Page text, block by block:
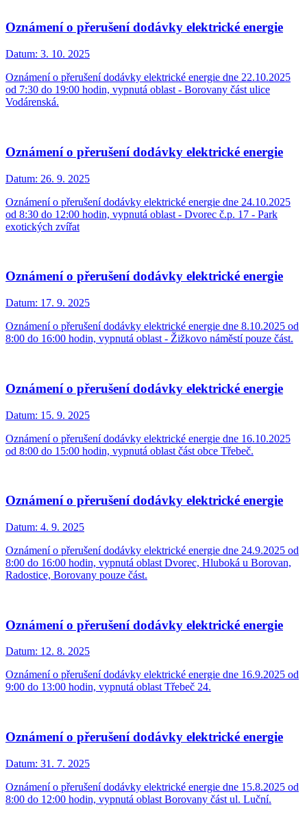
Oznámení o přerušení dodávky elektrické energie
Datum: 3. 10. 2025
Oznámení o přerušení dodávky elektrické energie dne 22.10.2025
od 7:30 do 19:00 hodin, vypnutá oblast - Borovany část ulice
Vodárenská.
Oznámení o přerušení dodávky elektrické energie
Datum: 26. 9. 2025
Oznámení o přerušení dodávky elektrické energie dne 24.10.2025
od 8:30 do 12:00 hodin, vypnutá oblast - Dvorec č.p. 17 - Park
exotických zvířat
Oznámení o přerušení dodávky elektrické energie
Datum: 17. 9. 2025
Oznámení o přerušení dodávky elektrické energie dne 8.10.2025 od
8:00 do 16:00 hodin, vypnutá oblast - Žižkovo náměstí pouze část.
Oznámení o přerušení dodávky elektrické energie
Datum: 15. 9. 2025
Oznámení o přerušení dodávky elektrické energie dne 16.10.2025
od 8:00 do 15:00 hodin, vypnutá oblast část obce Třebeč.
Oznámení o přerušení dodávky elektrické energie
Datum: 4. 9. 2025
Oznámení o přerušení dodávky elektrické energie dne 24.9.2025 od
8:00 do 16:00 hodin, vypnutá oblast Dvorec, Hluboká u Borovan,
Radostice, Borovany pouze část.
Oznámení o přerušení dodávky elektrické energie
Datum: 12. 8. 2025
Oznámení o přerušení dodávky elektrické energie dne 16.9.2025 od
9:00 do 13:00 hodin, vypnutá oblast Třebeč 24.
Oznámení o přerušení dodávky elektrické energie
Datum: 31. 7. 2025
Oznámení o přerušení dodávky elektrické energie dne 15.8.2025 od
8:00 do 12:00 hodin, vypnutá oblast Borovany část ul. Luční.